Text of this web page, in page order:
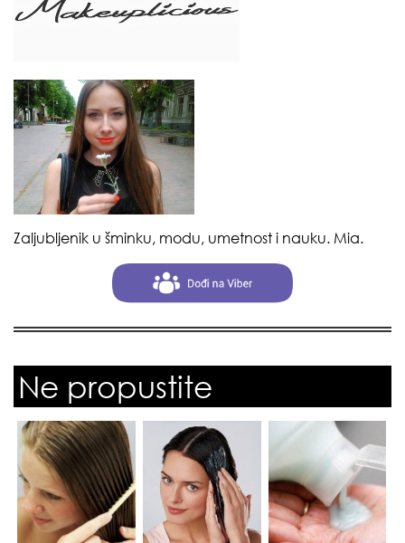
Zaljubljenik u šminku, modu, umetnost i nauku. Mia.
Ne propustite